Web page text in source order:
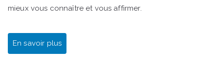
mieux vous connaître et vous affirmer.
En savoir plus